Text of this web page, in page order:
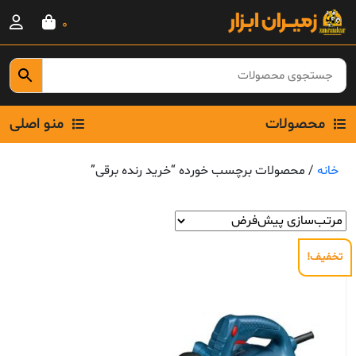
Skip
content
0
محصولات منو اصلی
خانه / محصولات برچسب خورده “خرید رنده برقی”
تخفیف!